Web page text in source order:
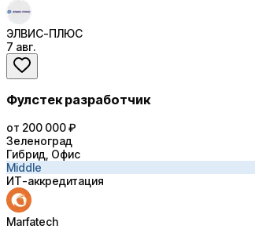
ЭЛВИС-ПЛЮС
7 авг.
Фулстек разработчик
от 200 000 ₽
Зеленоград
Гибрид, Офис
Middle
ИТ-аккредитация
Marfatech